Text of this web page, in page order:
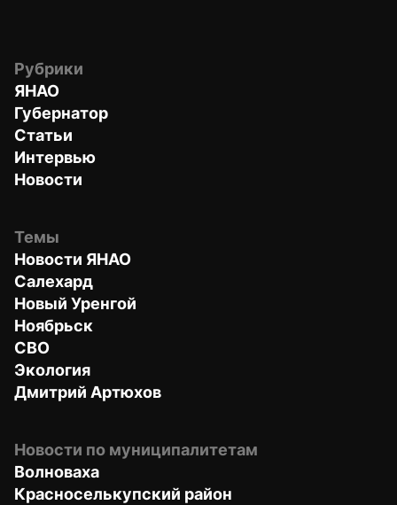
Рубрики
ЯНАО
Губернатор
Статьи
Интервью
Новости
Темы
Новости ЯНАО
Салехард
Новый Уренгой
Ноябрьск
СВО
Экология
Дмитрий Артюхов
Новости по муниципалитетам
Волноваха
Красноселькупский район